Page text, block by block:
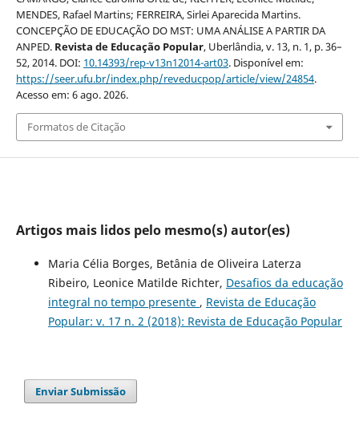
MENDES, Rafael Martins; FERREIRA, Sirlei Aparecida Martins.
CONCEPÇÃO DE EDUCAÇÃO DO MST: UMA ANÁLISE A PARTIR DA
ANPED. Revista de Educação Popular, Uberlândia, v. 13, n. 1, p. 36–
52, 2014. DOI: 10.14393/rep-v13n12014-art03. Disponível em:
https://seer.ufu.br/index.php/reveducpop/article/view/24854.
Acesso em: 6 ago. 2026.
Formatos de Citação
Artigos mais lidos pelo mesmo(s) autor(es)
Maria Célia Borges, Betânia de Oliveira Laterza
Ribeiro, Leonice Matilde Richter, Desafios da educação
integral no tempo presente , Revista de Educação
Popular: v. 17 n. 2 (2018): Revista de Educação Popular
Enviar Submissão